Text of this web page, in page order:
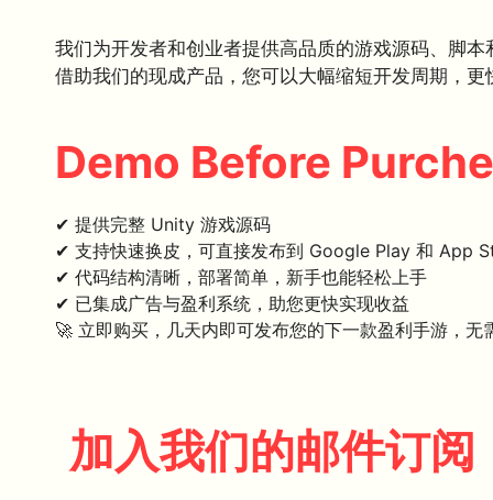
我们为开发者和创业者提供高品质的游戏源码、脚
借助我们的现成产品，您可以大幅缩短开发周期，
Demo Before
✔ 提供完整 Unity 游戏源码
✔ 支持快速换皮，可直接发布到 Google Play 和 App
✔ 代码结构清晰，部署简单，新手也能轻松上手
✔ 已集成广告与盈利系统，助您更快实现收益
🚀 立即购买，几天内即可发布您的下一款盈利手游，无
加入我们的邮件订阅